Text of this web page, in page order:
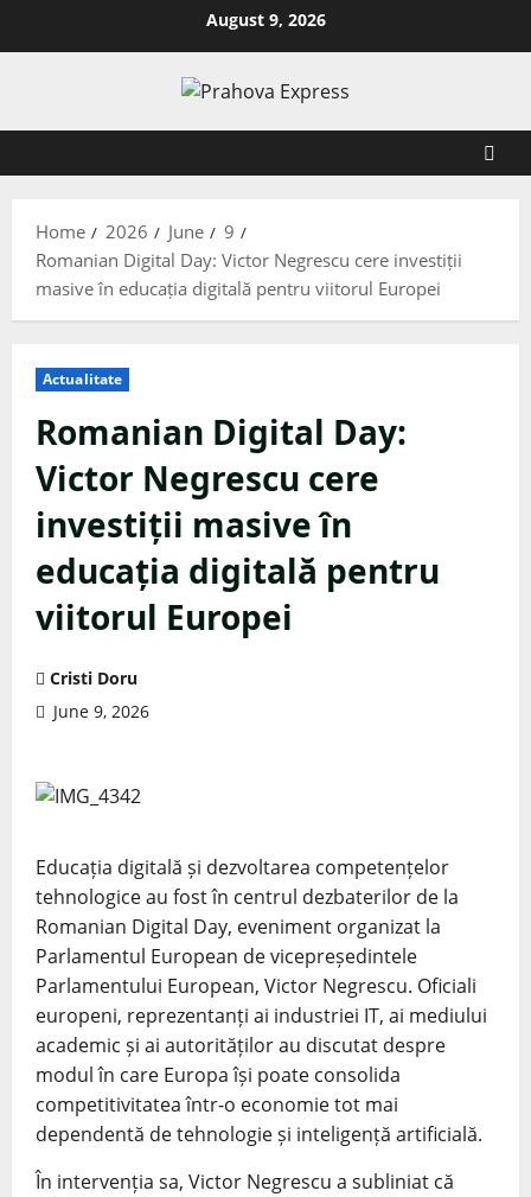
August 9, 2026
Home 2026 June
9
Romanian Digital Day: Victor Negrescu cere investiții
masive în educația digitală pentru viitorul Europei
Actualitate
Romanian Digital Day:
Victor Negrescu cere
investiții masive în
educația digitală pentru
viitorul Europei
Cristi Doru
June 9, 2026
Educația digitală și dezvoltarea competențelor
tehnologice au fost în centrul dezbaterilor de la
Romanian Digital Day, eveniment organizat la
Parlamentul European de vicepreședintele
Parlamentului European, Victor Negrescu. Oficiali
europeni, reprezentanți ai industriei IT, ai mediului
academic și ai autorităților au discutat despre
modul în care Europa își poate consolida
competitivitatea într-o economie tot mai
dependentă de tehnologie și inteligență artificială.
În intervenția sa, Victor Negrescu a subliniat că